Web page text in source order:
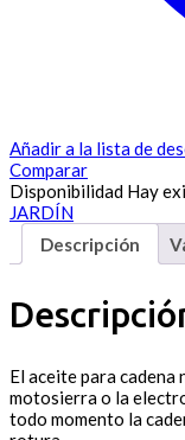
Añadir a la lista de
Comparar
Disponibilidad Hay
JARDÍN
Descripción
El aceite para
motosierra o la
todo momento la